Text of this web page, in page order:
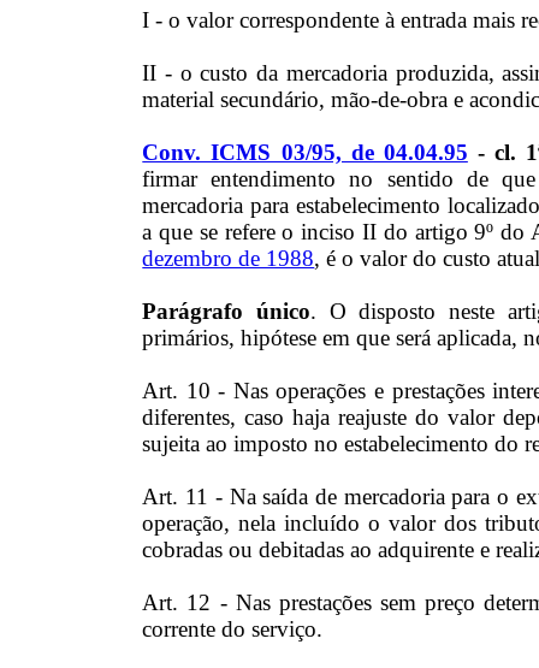
I - o valor correspondente à entrada mais
II - o custo da mercadoria produzida,
material secundário, mão-de-obra e
Conv. ICMS 03/95, de 04.04.95 - cl.
firmar entendimento no sentido de
mercadoria para estabelecimento
a que se refere o inciso II do artigo 9º
dezembro de 1988, é o valor do custo
Parágrafo único. O disposto neste
primários, hipótese em que será aplicada,
Art. 10 - Nas operações e prestações
diferentes, caso haja reajuste do valor
sujeita ao imposto no estabelecimento do
Art. 11 - Na saída de mercadoria para o
operação, nela incluído o valor dos
cobradas ou debitadas ao adquirente e
Art. 12 - Nas prestações sem preço
corrente do serviço.